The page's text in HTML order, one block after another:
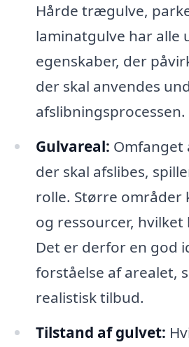
Hårde trægulve,
laminatgulve har alle
egenskaber, der
der skal anvendes
afslibningsprocessen.
Gulvareal: Omfanget
der skal afslibes,
rolle. Større
og ressourcer, hvilket
Det er derfor en god
forståelse af arealet,
realistisk tilbud.
Tilstand af gulvet: